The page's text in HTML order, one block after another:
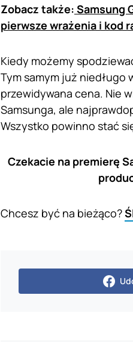
Zobacz także: Samsung
pierwsze wrażenia i kod
Kiedy możemy
Tym samym już
przewidywana cena. Nie
Samsunga, ale
Wszystko powinno stać
Czekacie na premierę
Chcesz być na bieżąco?